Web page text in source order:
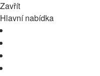
Zavřít
Hlavní nabídka